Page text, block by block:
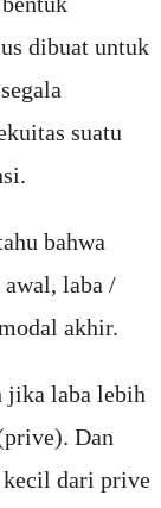
dibuat untuk
suatu
bahwa
awal, laba /
akhir.
jika laba lebih
Dan
kecil dari prive